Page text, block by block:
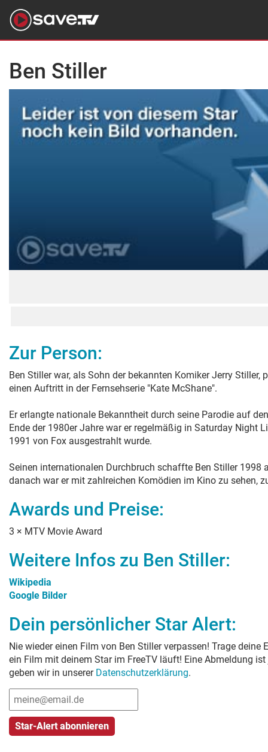
Ben Stiller
Zur Person:
Ben Stiller war, als Sohn der bekannten Komiker Jerry
einen Auftritt in der Fernsehserie "Kate McShane".
Er erlangte nationale Bekanntheit durch seine Parodie auf
Ende der 1980er Jahre war er regelmäßig in Saturday Night
1991 von Fox ausgestrahlt wurde.
Seinen internationalen Durchbruch schaffte Ben Stiller 1998
danach war er mit zahlreichen Komödien im Kino zu sehen,
Awards und Preise:
3 × MTV Movie Award
Weitere Infos zu Ben Stiller:
Wikipedia
Google Bilder
Dein persönlicher Star Alert:
Nie wieder einen Film von Ben Stillerverpassen! Trage deine
ein Film mit deinem Star im FreeTV läuft! Eine Abmeldung
geben wir in unserer Datenschutzerklärung.